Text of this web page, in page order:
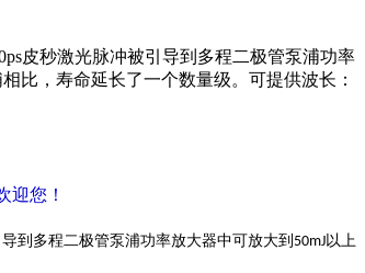
皮秒激光脉冲被引导到多程二极管泵浦功率
比，寿命延长了一个数量级。可提供波长：
迎您！
到多程二极管泵浦功率放大器中可放大到 50mJ以上